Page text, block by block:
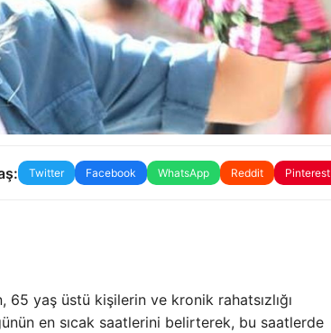
Twitter Facebook WhatsApp Reddit Pinterest
65 yaş üstü kişilerin ve kronik rahatsızlığı
en sıcak saatlerini belirterek, bu saatlerde